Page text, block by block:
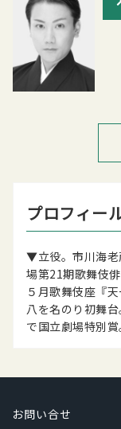
プロフィー
▼立役。市川海老
場第21期歌舞伎
５月歌舞伎座『
八を名のり初舞
で国立劇場特別賞
お問い合せ